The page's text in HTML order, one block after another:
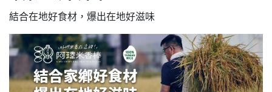
結合在地好食材，爆出在地好滋味